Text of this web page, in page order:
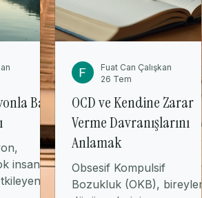
Başa
OCD ve Kendine Zarar
Verme Davranışlarını
Fuat Can Çalışkan
26 Tem